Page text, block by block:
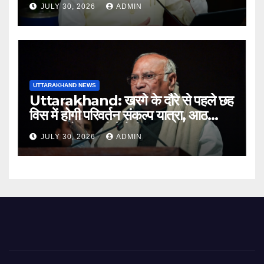
अधिकारियों को नोटिस…
JULY 30, 2026 ADMIN
UTTARAKHAND NEWS
Uttarakhand: खरगे के दौरे से पहले छह
विस में होगी परिवर्तन संकल्प यात्रा, आठ
अगस्त को हल्द्वानी में रैली
JULY 30, 2026 ADMIN